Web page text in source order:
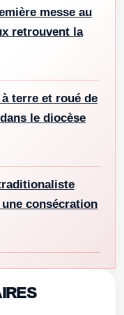
messe au
retrouvent la
terre et roué de
le diocèse
consécration